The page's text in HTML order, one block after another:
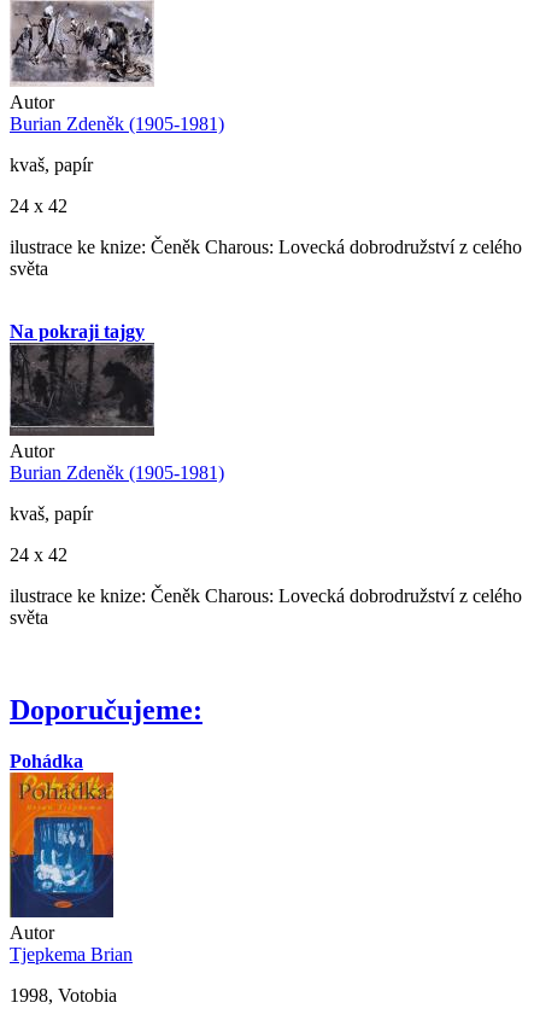
Autor
Burian Zdeněk (1905-1981)
kvaš, papír
24 x 42
ilustrace ke knize: Čeněk Charous: Lovecká dobrodružství z celého
světa
Na pokraji tajgy
Autor
Burian Zdeněk (1905-1981)
kvaš, papír
24 x 42
ilustrace ke knize: Čeněk Charous: Lovecká dobrodružství z celého
světa
Doporučujeme:
Pohádka
Autor
Tjepkema Brian
1998, Votobia